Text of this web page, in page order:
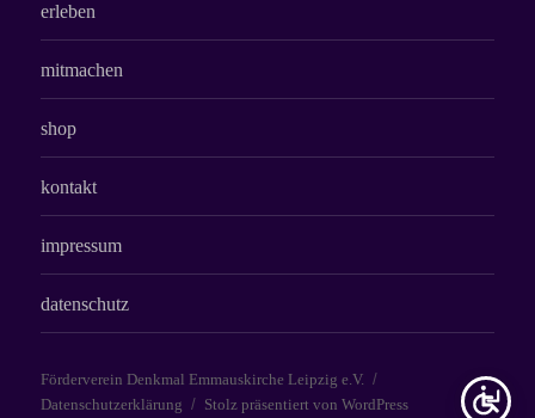
erleben
mitmachen
shop
kontakt
impressum
datenschutz
Förderverein Denkmal Emmauskirche Leipzig e.V.
Datenschutzerklärung
Stolz präsentiert von WordPress